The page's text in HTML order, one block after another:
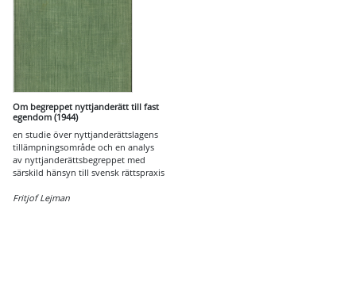
Om begreppet nyttjanderätt till fast
egendom (1944)
en studie över nyttjanderättslagens
tillämpningsområde och en analys
av nyttjanderättsbegreppet med
särskild hänsyn till svensk rättspraxis
Fritjof Lejman